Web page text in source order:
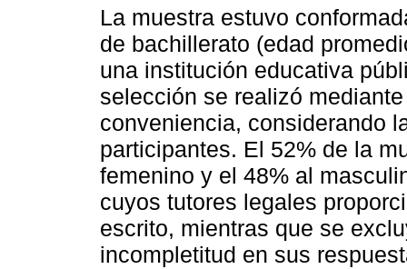
La muestra estuvo
de bachillerato (edad
una institución educativa
selección se realizó
conveniencia, considerando
participantes. El 52% de la
femenino y el 48% al
cuyos tutores legales
escrito, mientras que se
incompletitud en sus